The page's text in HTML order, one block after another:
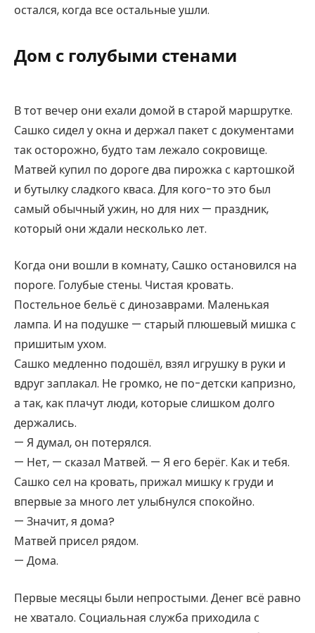
остался, когда все остальные ушли.
Дом с голубыми стенами
В тот вечер они ехали домой в старой маршрутке.
Сашко сидел у окна и держал пакет с документами
так осторожно, будто там лежало сокровище.
Матвей купил по дороге два пирожка с картошкой
и бутылку сладкого кваса. Для кого-то это был
самый обычный ужин, но для них — праздник,
который они ждали несколько лет.
Когда они вошли в комнату, Сашко остановился на
пороге. Голубые стены. Чистая кровать.
Постельное бельё с динозаврами. Маленькая
лампа. И на подушке — старый плюшевый мишка с
пришитым ухом.
Сашко медленно подошёл, взял игрушку в руки и
вдруг заплакал. Не громко, не по-детски капризно,
а так, как плачут люди, которые слишком долго
держались.
— Я думал, он потерялся.
— Нет, — сказал Матвей. — Я его берёг. Как и тебя.
Сашко сел на кровать, прижал мишку к груди и
впервые за много лет улыбнулся спокойно.
— Значит, я дома?
Матвей присел рядом.
— Дома.
Первые месяцы были непростыми. Денег всё равно
не хватало. Социальная служба приходила с